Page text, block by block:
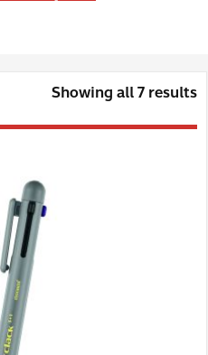
Showing all 7 results